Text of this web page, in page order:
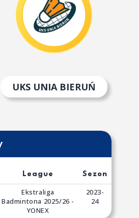
UKS UNIA BIERUŃ
League Sezon
Ekstraliga
Badmintona 2025/26 -
YONEX
2023-
24